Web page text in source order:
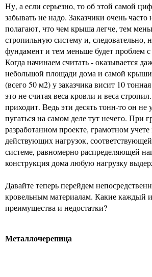
Ну, а если серьезно, то об этой самой
забывать не надо. Заказчики очень часто
полагают, что чем крыша легче, тем
стропильную систему и, следовательно,
фундамент и тем меньше будет проблем с
Когда начинаем считать - оказывается
небольшой площади дома и самой крыши
(всего 50 м2) у заказчика висит 10
это не считая веса кровли и веса
приходит. Ведь эти десять тонн-то он не
пугаться на самом деле тут нечего. При
разработанном проекте, грамотном учете
действующих нагрузок,
системе, равномерно распределяющей
конструкция дома любую нагрузку
Давайте теперь перейдем
кровельным материалам. Какие каждый
преимущества и недостатки?
Металлочерепица